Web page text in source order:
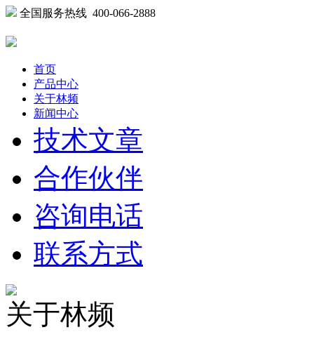
全国服务热线 400-066-2888
首页
产品中心
关于林频
新闻中心
技术文章
合作伙伴
咨询电话
联系方式
关于林频